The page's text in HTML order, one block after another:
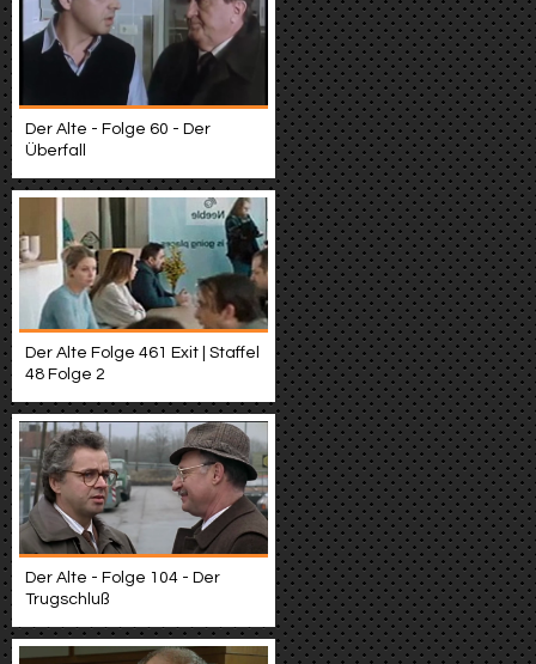
Der Alte - Folge 60 - Der
Überfall
Der Alte Folge 461 Exit | Staffel
48 Folge 2
Der Alte - Folge 104 - Der
Trugschluß